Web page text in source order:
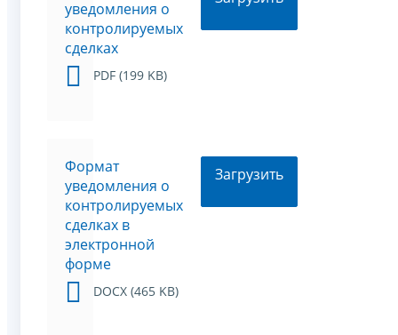
уведомления о
контролируемых
сделках
PDF (199 KB)
Формат
уведомления о
контролируемых
сделках в
электронной
форме
DOCX (465 KB)
Загрузить